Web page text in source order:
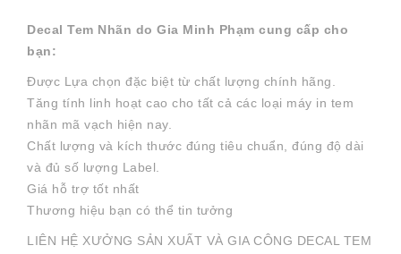
Decal Tem Nhãn do Gia Minh Phạm cung cấp cho
bạn:
Được Lựa chọn đặc biệt từ chất lượng chính hãng.
Tăng tính linh hoạt cao cho tất cả các loại máy in tem
nhãn mã vạch hiện nay.
Chất lượng và kích thước đúng tiêu chuẩn, đúng độ dài
và đủ số lượng Label.
Giá hỗ trợ tốt nhất
Thương hiệu bạn có thể tin tưởng
LIÊN HỆ XƯỞNG SẢN XUẤT VÀ GIA CÔNG DECAL TEM